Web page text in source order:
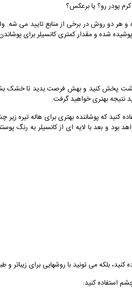
پودر رو؟ یا برعکس؟
دو روش در برخی از منابع تایید می شه. ولی
شده و مقدار کمتری کانسیلر برای پوشاندن
پخش کنید و بهش فرصت بدید تا خشک بشه.
نتیجه بهتری خواهید گرفت.
کنید که پوشاننده بهتری برای هاله
بود و بعد با لایه ای از کانسیلر به رنگ
کنید، بلکه می تونید با روشهایی برای زیباتر
استفاده کنید: